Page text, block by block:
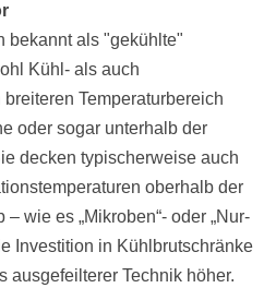
bekannt als "gekühlte"
Kühl- als auch
Temperaturbereich
oder sogar unterhalb der
decken typischerweise auch
oberhalb der
wie es „Mikroben“- oder „Nur-
Investition in Kühlbrutschränke
ausgefeilterer Technik höher.